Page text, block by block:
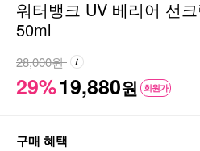
워터뱅크 UV 베리어 선
50ml
29%19,880원 회원가
28,000원
구매 혜택